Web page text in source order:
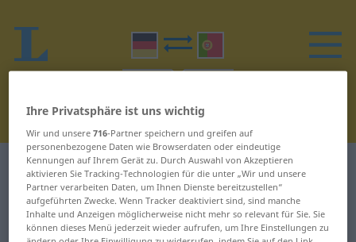
Deutsch-Portugiesisch Wörterbuch N
Wörter auf Deutsch, die mit N
Ihre Privatsphäre ist uns wichtig
Wir und unsere716-Partner speichern und greifen auf
personenbezogene Daten wie Browserdaten oder eindeutige
Kennungen auf Ihrem Gerät zu. Durch Auswahl von Akzeptieren
aktivieren Sie Tracking-Technologien für die unter „Wir und unsere
Partner verarbeiten Daten, um Ihnen Dienste bereitzustellen“
aufgeführten Zwecke. Wenn Tracker deaktiviert sind, sind manche
Inhalte und Anzeigen möglicherweise nicht mehr so relevant für Sie. Sie
können dieses Menü jederzeit wieder aufrufen, um Ihre Einstellungen zu